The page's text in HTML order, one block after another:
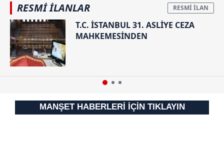
RESMİ İLANLAR
T.C. İSTANBUL 31. ASLİYE CEZA
MAHKEMESİNDEN
MANŞET HABERLERİ İÇİN TIKLAYIN